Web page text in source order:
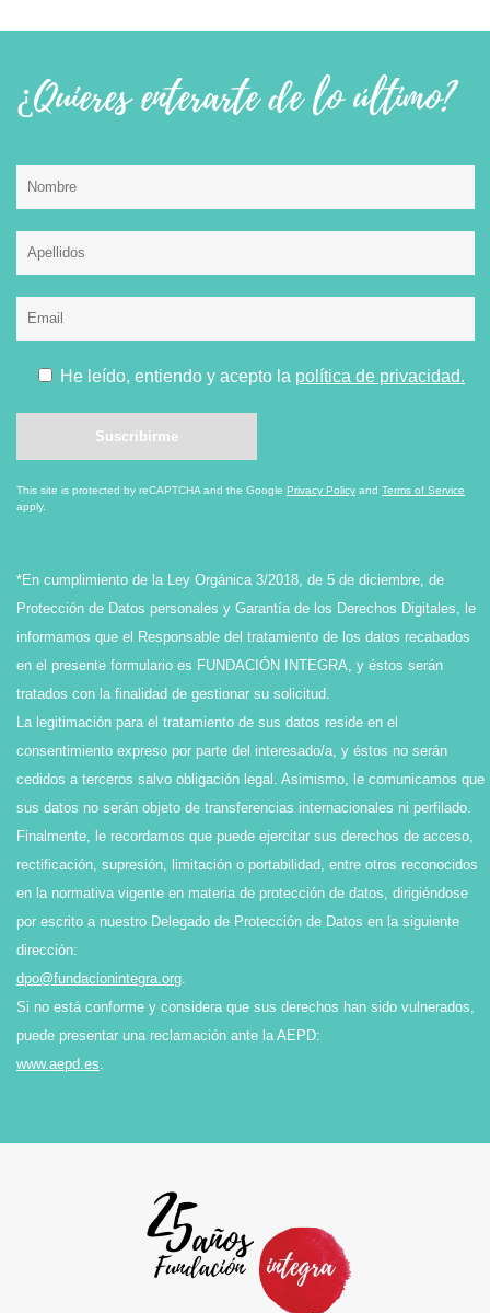
¿Quieres enterarte de lo último?
He leído, entiendo y acepto la política de privacidad.
This site is protected by reCAPTCHA and the Google Privacy Policy and Terms of Service
apply.
*En cumplimiento de la Ley Orgánica 3/2018, de 5 de diciembre, de
Protección de Datos personales y Garantía de los Derechos Digitales, le
informamos que el Responsable del tratamiento de los datos recabados
en el presente formulario es FUNDACIÓN INTEGRA, y éstos serán
tratados con la finalidad de gestionar su solicitud.
La legitimación para el tratamiento de sus datos reside en el
consentimiento expreso por parte del interesado/a, y éstos no serán
cedidos a terceros salvo obligación legal. Asimismo, le comunicamos que
sus datos no serán objeto de transferencias internacionales ni perfilado.
Finalmente, le recordamos que puede ejercitar sus derechos de acceso,
rectificación, supresión, limitación o portabilidad, entre otros reconocidos
en la normativa vigente en materia de protección de datos, dirigiéndose
por escrito a nuestro Delegado de Protección de Datos en la siguiente
dirección:
dpo@fundacionintegra.org
Si no está conforme y considera que sus derechos han sido vulnerados,
puede presentar una reclamación ante la AEPD:
www.aepd.es